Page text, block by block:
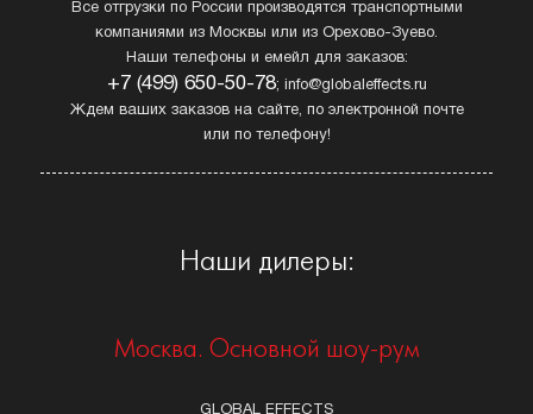
Все отгрузки по России производятся транспортными
компаниями из Москвы или из Орехово-Зуево.
Наши телефоны и емейл для заказов:
+7 (499) 650-50-78; info@globaleffects.ru
Ждем ваших заказов на сайте, по электронной почте
или по телефону!
Наши дилеры:
Москва. Основной шоу-рум
GLOBAL EFFECTS